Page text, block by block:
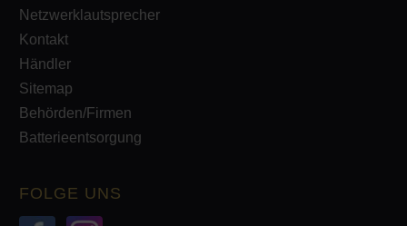
Netzwerklautsprecher
Kontakt
Händler
Sitemap
Behörden/Firmen
Batterieentsorgung
FOLGE UNS